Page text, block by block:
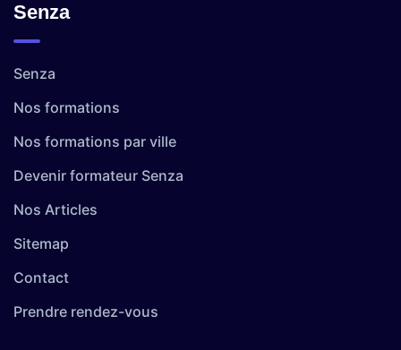
Senza
Senza
Nos formations
Nos formations par ville
Devenir formateur Senza
Nos Articles
Sitemap
Contact
Prendre rendez-vous